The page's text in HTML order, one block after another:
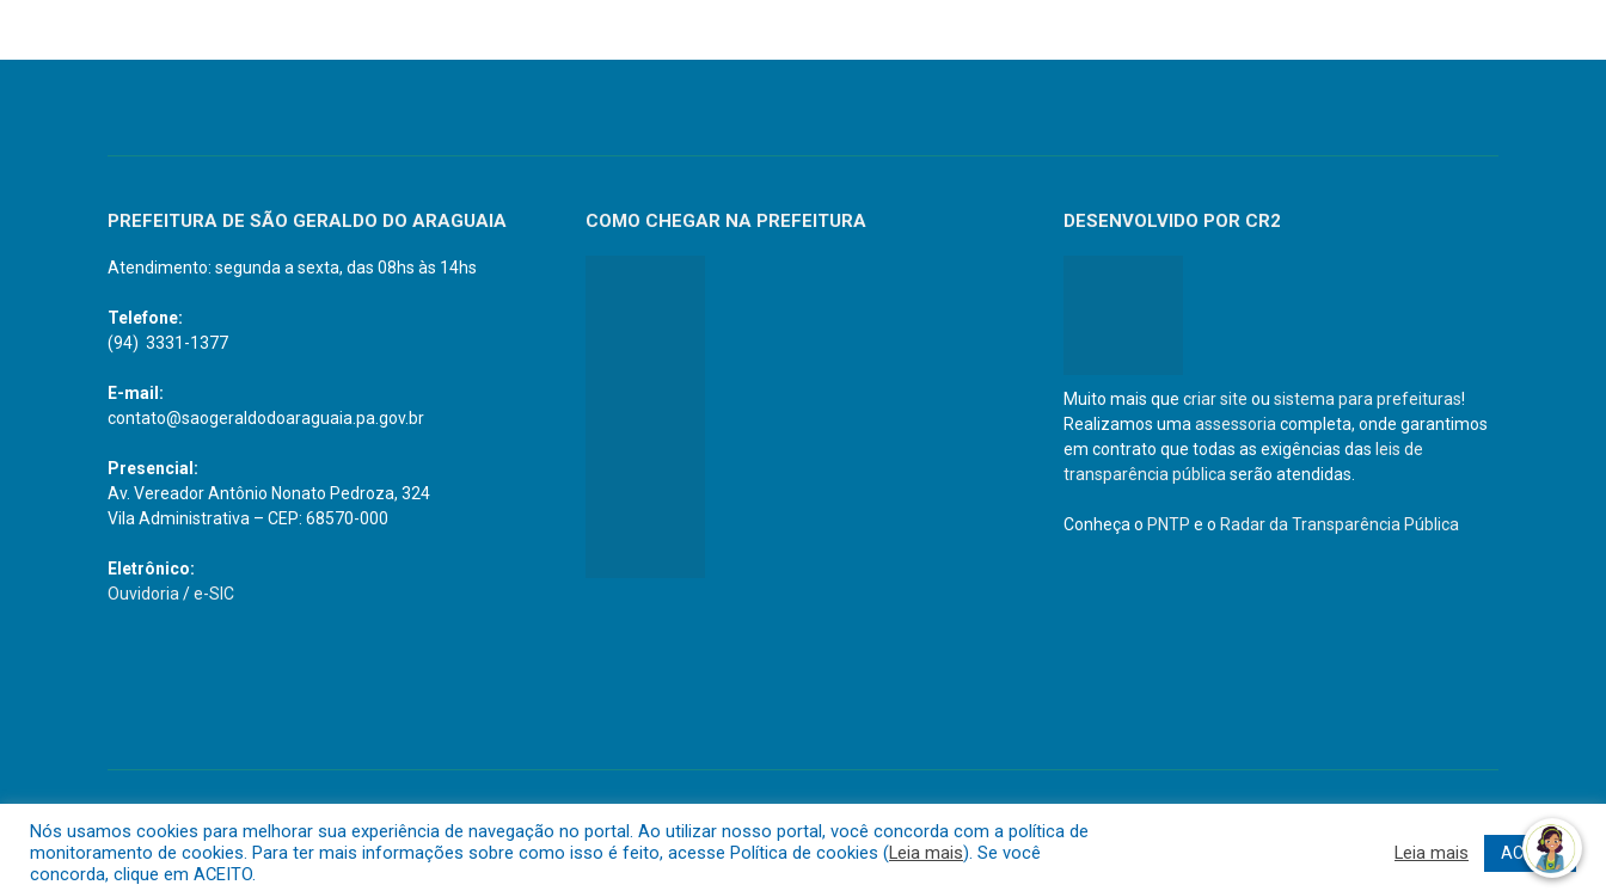
PREFEITURA DE SÃO GERALDO DO ARAGUAIA
Atendimento: segunda a sexta, das 08hs às 14hs
Telefone:
(94) 3331-1377
E-mail:
contato@saogeraldodoaraguaia.pa.gov.br
Presencial:
Av. Vereador Antônio Nonato Pedroza, 324
Vila Administrativa – CEP: 68570-000
Eletrônico:
Ouvidoria /e-SIC
COMO CHEGAR NA PREFEITURA DESENVOLVIDO POR CR2
Muito mais que criar site ou sistema para prefeituras!
Realizamos uma assessoria completa, onde garantimos
em contrato que todas as exigências das leis de
transparência pública serão atendidas.
Conheça o PNTP e o Radar da Transparência Pública
Nós usamos cookies para melhorar sua experiência de navegação no portal. Ao utilizar nosso portal, você concorda com a política de
monitoramento de cookies. Para ter mais informações sobre como isso é feito, acesse Política de cookies (Leia mais). Se você
concorda, clique em ACEITO.
Leia mais ACEITO